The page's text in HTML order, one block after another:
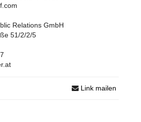
Relations GmbH
51/2/2/5
Link mailen